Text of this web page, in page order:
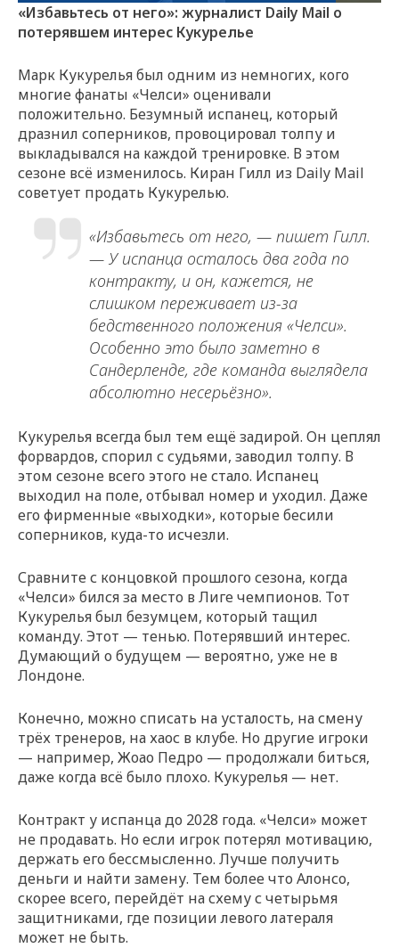
«Избавьтесь от него»: журналист Daily Mail о
потерявшем интерес Кукурелье
Марк Кукурелья был одним из немногих, кого
многие фанаты «Челси» оценивали
положительно. Безумный испанец, который
дразнил соперников, провоцировал толпу и
выкладывался на каждой тренировке. В этом
сезоне всё изменилось. Киран Гилл из Daily Mail
советует продать Кукурелью.
«Избавьтесь от него, — пишет Гилл.
— У испанца осталось два года по
контракту, и он, кажется, не
слишком переживает из-за
бедственного положения «Челси».
Особенно это было заметно в
Сандерленде, где команда выглядела
абсолютно несерьёзно».
Кукурелья всегда был тем ещё задирой. Он цеплял
форвардов, спорил с судьями, заводил толпу. В
этом сезоне всего этого не стало. Испанец
выходил на поле, отбывал номер и уходил. Даже
его фирменные «выходки», которые бесили
соперников, куда-то исчезли.
Сравните с концовкой прошлого сезона, когда
«Челси» бился за место в Лиге чемпионов. Тот
Кукурелья был безумцем, который тащил
команду. Этот — тенью. Потерявший интерес.
Думающий о будущем — вероятно, уже не в
Лондоне.
Конечно, можно списать на усталость, на смену
трёх тренеров, на хаос в клубе. Но другие игроки
— например, Жоао Педро — продолжали биться,
даже когда всё было плохо. Кукурелья — нет.
Контракт у испанца до 2028 года. «Челси» может
не продавать. Но если игрок потерял мотивацию,
держать его бессмысленно. Лучше получить
деньги и найти замену. Тем более что Алонсо,
скорее всего, перейдёт на схему с четырьмя
защитниками, где позиции левого латераля
может не быть.